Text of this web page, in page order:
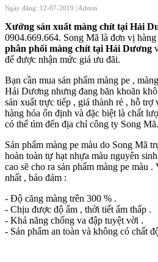
Ngày đăng: 12-07-2019 | Admin
Xưởng sản xuất màng chít tại Hải
0904.669.664. Song Mã là đơn vị hàng
phân phối màng chít tại Hải Dương
để được nhận mức giá ưu đãi.
Bạn cần mua sản phẩm màng pe ,
Hải Dương nhưng đang băn khoăn
sản xuất trực tiếp , giá thành rẻ , hỗ trợ
hàng hóa ổn định và đặc biệt là chất
có thể tìm đến địa chỉ công ty Song Mã.
Sản phẩm màng pe màu do Song Mã
hoàn toàn tự hạt nhựa màu nguyên
cao sẽ cho ra sản phẩm màng pe màu
nhất , bảo đảm :
- Độ căng màng trên 300 % .
- Chịu được độ ẩm , thời tiết ẩm thấp .
- Khả năng chống va đập tuyệt vời .
- Sản phẩm an toàn và không có chất